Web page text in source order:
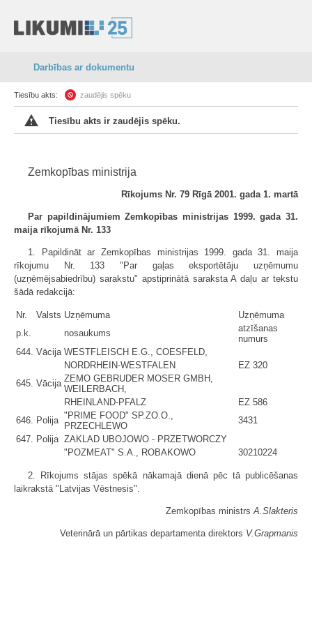
Darbības ar dokumentu
Tiesību akts: zaudējis spēku
Tiesību akts ir zaudējis spēku.
Zemkopības ministrija
Rīkojums Nr. 79 Rīgā 2001. gada 1. martā
Par papildinājumiem Zemkopības ministrijas 1999. gada 31.
maija rīkojumā Nr. 133
1. Papildināt ar Zemkopības ministrijas 1999. gada 31. maija
rīkojumu Nr. 133 "Par gaļas eksportētāju uzņēmumu
(uzņēmējsabiedrību) sarakstu" apstiprinātā saraksta A daļu ar tekstu
šādā redakcijā:
Nr. Valsts Uzņēmuma
Uzņēmuma
p.k.
nosaukums
atzīšanas
numurs
644. Vācija WESTFLEISCH E.G., COESFELD,
NORDRHEIN-WESTFALEN
EZ 320
645. Vācija ZEMO GEBRUDER MOSER GMBH,
WEILERBACH,
RHEINLAND-PFALZ
EZ 586
646. Polija "PRIME FOOD" SP.ZO.O.,
PRZECHLEWO
3431
647. Polija ZAKLAD UBOJOWO - PRZETWORCZY
"POZMEAT" S.A., ROBAKOWO
30210224
2. Rīkojums stājas spēkā nākamajā dienā pēc tā publicēšanas
laikrakstā "Latvijas Vēstnesis".
Zemkopības ministrsA.Slakteris
Veterinārā un pārtikas departamenta direktors V.Grapmanis